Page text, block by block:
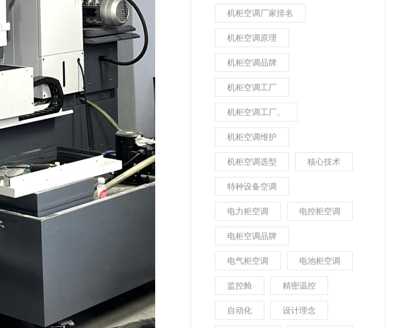
机柜空调厂家排名
机柜空调原理
机柜空调品牌
机柜空调工厂
机柜空调工厂。
机柜空调维护
机柜空调选型 核心技术
特种设备空调
电力柜空调 电控柜空调
电柜空调品牌
电气柜空调 电池柜空调
监控舱 精密温控
自动化 设计理念